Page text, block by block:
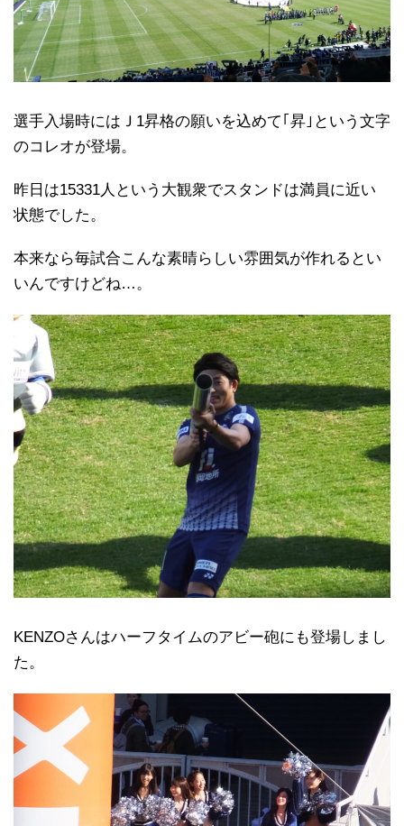
選手入場時にはＪ1昇格の願いを込めて｢昇｣という文字
のコレオが登場。
昨日は15331人という大観衆でスタンドは満員に近い
状態でした。
本来なら毎試合こんな素晴らしい雰囲気が作れるとい
いんですけどね…。
KENZOさんはハーフタイムのアビー砲にも登場しまし
た。